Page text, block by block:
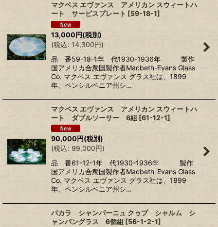
マクベス エヴァンス アメリカン スウィートハ
ート サービスプレート [59-18-1]
13,000円(税別)
(税込: 14,300円)
品 番59-18-1年 代1930-1936年 製作
国アメリカ合衆国製作者Macbeth-Evans Glass
Co. マクベス エヴァンス グラス社は、1899
年、ペンシルベニア州シ…
マクベス エヴァンス アメリカン スウィートハ
ート ダブルソーサー 6組 [61-12-1]
90,000 円(税別)
(税込: 99,000円)
品 番61-12-1年 代1930-1936年 製作
国アメリカ合衆国製作者Macbeth-Evans Glass
Co. マクベス エヴァンス グラス社は、1899
年、ペンシルベニア州シ…
バカラ シャンパーニュ クゥプ シャルム シ
ャンパングラス 6個組 [56-1-2-1]